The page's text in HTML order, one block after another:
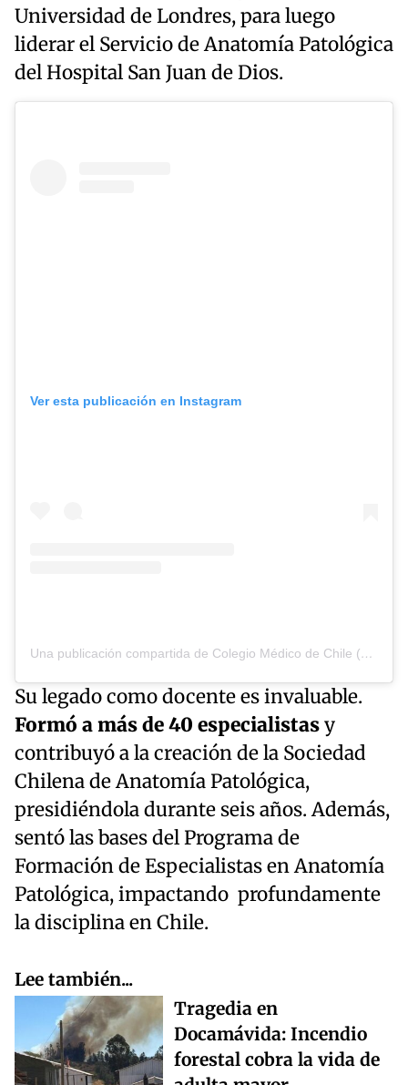
Universidad de Londres, para luego
liderar el Servicio de Anatomía Patológica
del Hospital San Juan de Dios.
Ver esta publicación en Instagram
Una publicación compartida de Colegio Médico de Chile (@colmed_chile)
Su legado como docente es invaluable.
Formó a más de 40 especialistasy
contribuyó a la creación de la Sociedad
Chilena de Anatomía Patológica,
presidiéndola durante seis años. Además,
sentó las bases del Programa de
Formación de Especialistas en Anatomía
Patológica, impactando profundamente
la disciplina en Chile.
Lee también...
Tragedia en
Docamávida: Incendio
forestal cobra la vida de